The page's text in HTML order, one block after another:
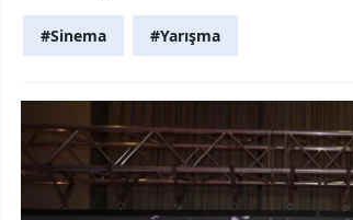
Aydın
Balıkesir
#Sinema #Yarışma